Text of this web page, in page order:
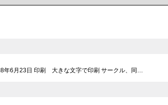
6月23日 印刷 大きな文字で印刷 サークル、同…